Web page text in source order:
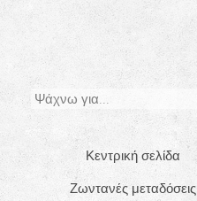
Κεντρική σελίδα
Ζωντανές μεταδόσεις